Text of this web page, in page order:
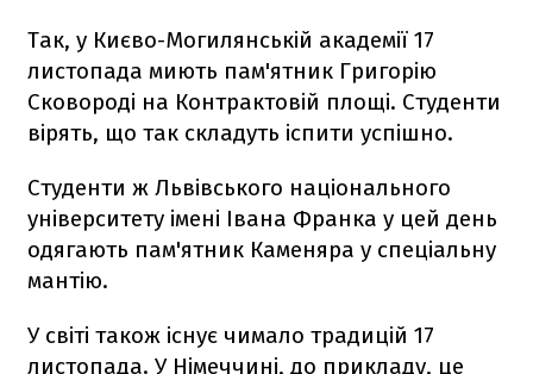
Так, у Києво-Могилянській академії 17
листопада миють пам'ятник Григорію
Сковороді на Контрактовій площі. Студенти
вірять, що так складуть іспити успішно.
Студенти ж Львівського національного
університету імені Івана Франка у цей день
одягають пам'ятник Каменяра у спеціальну
мантію.
У світі також існує чимало традицій 17
листопада. У Німеччині, до прикладу, це